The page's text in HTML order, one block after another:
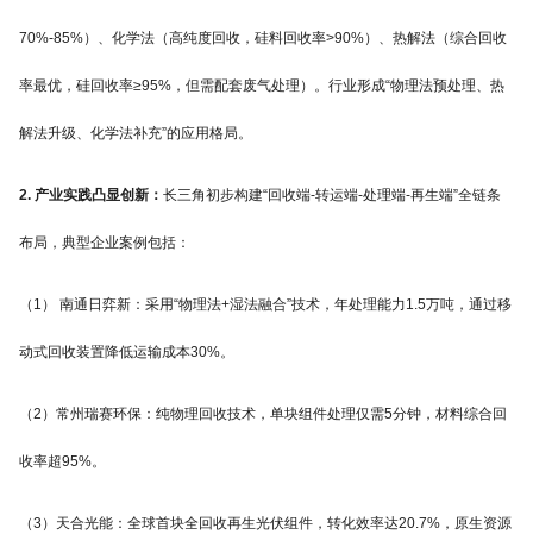
70%-85%）、化学法（高纯度回收，硅料回收率>90%）、热解法（综合回收
率最优，硅回收率≥95%，但需配套废气处理）。行业形成“物理法预处理、热
解法升级、化学法补充”的应用格局。
2. 产业实践凸显创新： 长三角初步构建“回收端-转运端-处理端-再生端”全链条
布局，典型企业案例包括：
（1） 南通日弈新：采用“物理法+湿法融合”技术，年处理能力1.5万吨，通过移
动式回收装置降低运输成本30%。
（2）常州瑞赛环保：纯物理回收技术，单块组件处理仅需5分钟，材料综合回
收率超95%。
（3）天合光能：全球首块全回收再生光伏组件，转化效率达20.7%，原生资源